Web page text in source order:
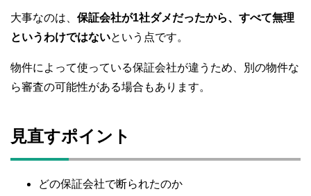
大事なのは、 保証会社が1社ダメだったから、すべて無理
というわけではないという点です。
物件によって使っている保証会社が違うため、別の物件な
ら審査の可能性がある場合もあります。
見直すポイント
どの保証会社で断られたのか